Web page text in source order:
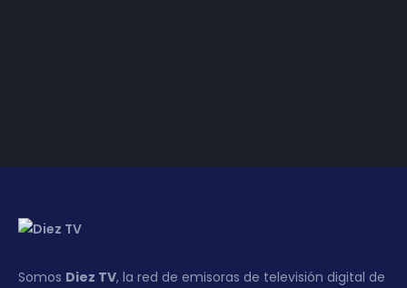
Somos Diez TV, la red de emisoras de televisión digital de